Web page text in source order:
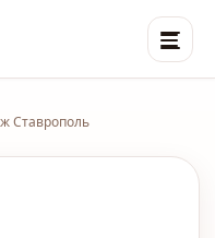
Ставрополь